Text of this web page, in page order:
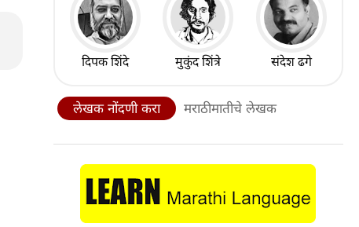
दिपक शिंदे मुकुंद शिंत्रे संदेश ढगे
लेखक नोंदणी करा मराठीमातीचे लेखक